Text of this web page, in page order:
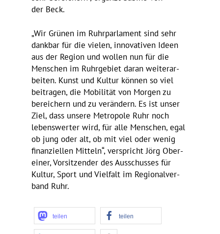
der Beck.
„Wir Grünen im Ruhr­par­la­ment sind sehr
dankbar für die vielen, inno­va­tiven Ideen
aus der Region und wollen nun für die
Menschen im Ruhr­ge­biet daran weiter­ar­
beiten. Kunst und Kultur können so viel
beitragen, die Mobi­lität von Morgen zu
berei­chern und zu verän­dern. Es ist unser
Ziel, dass unsere Metro­pole Ruhr noch
lebens­werter wird, für alle Menschen, egal
ob jung oder alt, ob mit viel oder wenig
finan­zi­ellen Mitteln“, verspricht Jörg Ober­
einer, Vorsit­zender des Ausschusses für
Kultur, Sport und Viel­falt im Regio­nal­ver­
band Ruhr.
teilen teilen